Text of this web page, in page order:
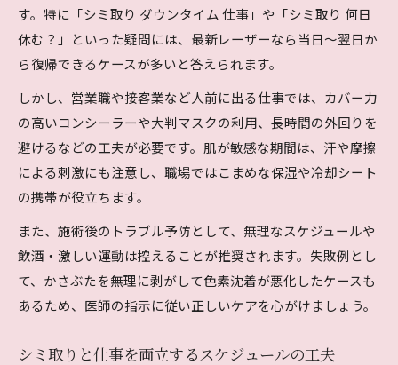
す。特に「シミ取り ダウンタイム 仕事」や「シミ取り 何日
休む？」といった疑問には、最新レーザーなら当日～翌日か
ら復帰できるケースが多いと答えられます。
しかし、営業職や接客業など人前に出る仕事では、カバー力
の高いコンシーラーや大判マスクの利用、長時間の外回りを
避けるなどの工夫が必要です。肌が敏感な期間は、汗や摩擦
による刺激にも注意し、職場ではこまめな保湿や冷却シート
の携帯が役立ちます。
また、施術後のトラブル予防として、無理なスケジュールや
飲酒・激しい運動は控えることが推奨されます。失敗例とし
て、かさぶたを無理に剥がして色素沈着が悪化したケースも
あるため、医師の指示に従い正しいケアを心がけましょう。
シミ取りと仕事を両立するスケジュールの工夫